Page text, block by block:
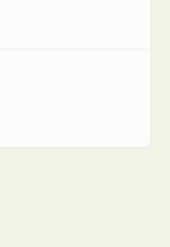
sistemas eléctricos